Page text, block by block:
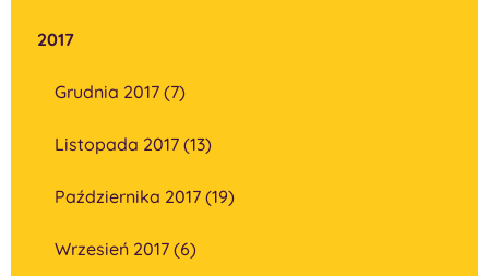
2017
Grudnia 2017 (7)
Listopada 2017 (13)
Października 2017 (19)
Wrzesień 2017 (6)